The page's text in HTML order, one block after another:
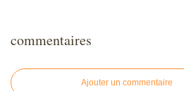
commentaires
Ajouter un commentaire